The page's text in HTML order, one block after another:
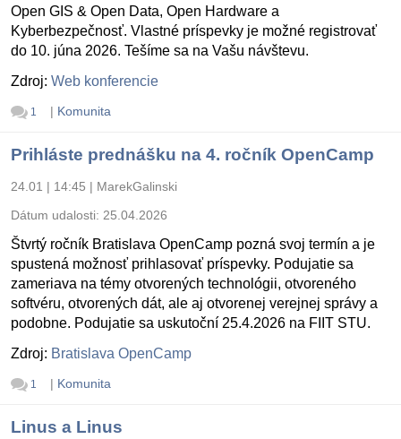
Open GIS & Open Data, Open Hardware a
Kyberbezpečnosť. Vlastné príspevky je možné registrovať
do 10. júna 2026. Tešíme sa na Vašu návštevu.
Zdroj: Web konferencie
1 | Komunita
Prihláste prednášku na 4. ročník OpenCamp
24.01 | 14:45 | MarekGalinski
Dátum udalosti: 25.04.2026
Štvrtý ročník Bratislava OpenCamp pozná svoj termín a je
spustená možnosť prihlasovať príspevky. Podujatie sa
zameriava na témy otvorených technológii, otvoreného
softvéru, otvorených dát, ale aj otvorenej verejnej správy a
podobne. Podujatie sa uskutoční 25.4.2026 na FIIT STU.
Zdroj: Bratislava OpenCamp
1 | Komunita
Linus a Linus